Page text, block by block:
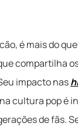
é mais do
compartilha
impacto nas
cultura pop é
de fãs.